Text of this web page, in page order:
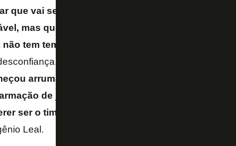
que vai ser o todo poderoso. Quer implementar
mas que para o momento é romântica, não é a
tem tempo e isso demanda resultado.
que corrói o trabalho.
arrumando a defesa, jogando por uma bola,
de jogadas. Foi um passo de cada vez. O
ser o time que joga lindo sem ter segurança e
Leal.